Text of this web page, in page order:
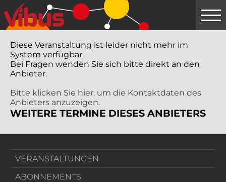
Springe
zum
Hauptinhalt
Diese Veranstaltung ist leider nicht mehr im
System verfügbar.
Bei Fragen wenden Sie sich bitte direkt an den
Anbieter.
Bitte klicken Sie hier, um die Kontaktdaten des
Anbieters anzuzeigen.
WEITERE TERMINE DIESES ANBIETERS
VERANSTALTUNGEN
ABONNEMENTS